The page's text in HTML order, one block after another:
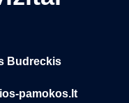
Budreckis
pamokos.lt